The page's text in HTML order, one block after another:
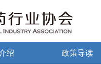
绍 政策导读